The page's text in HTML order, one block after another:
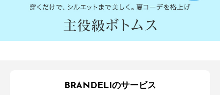
BRANDELIのサービス